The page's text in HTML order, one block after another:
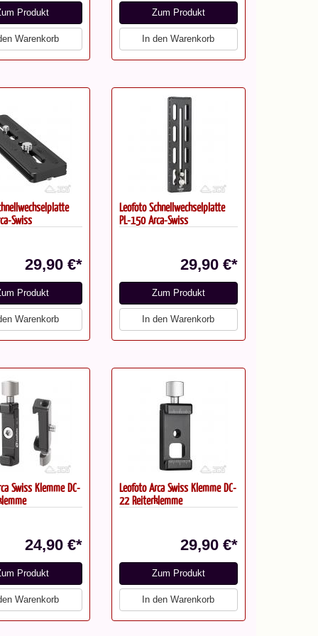
Produkt
Warenkorb
Zum Produkt
In den Warenkorb
Swiss
29,90 €*
Produkt
Warenkorb
Leofoto Schnellwechselplatte
PL-150 Arca-Swiss
29,90 €*
Zum Produkt
In den Warenkorb
Swiss Klemme DC-
24,90 €*
Produkt
Warenkorb
Leofoto Arca Swiss Klemme DC-
22 Reiterklemme
29,90 €*
Zum Produkt
In den Warenkorb